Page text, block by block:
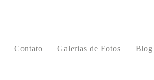
Contato Galerias de Fotos Blog